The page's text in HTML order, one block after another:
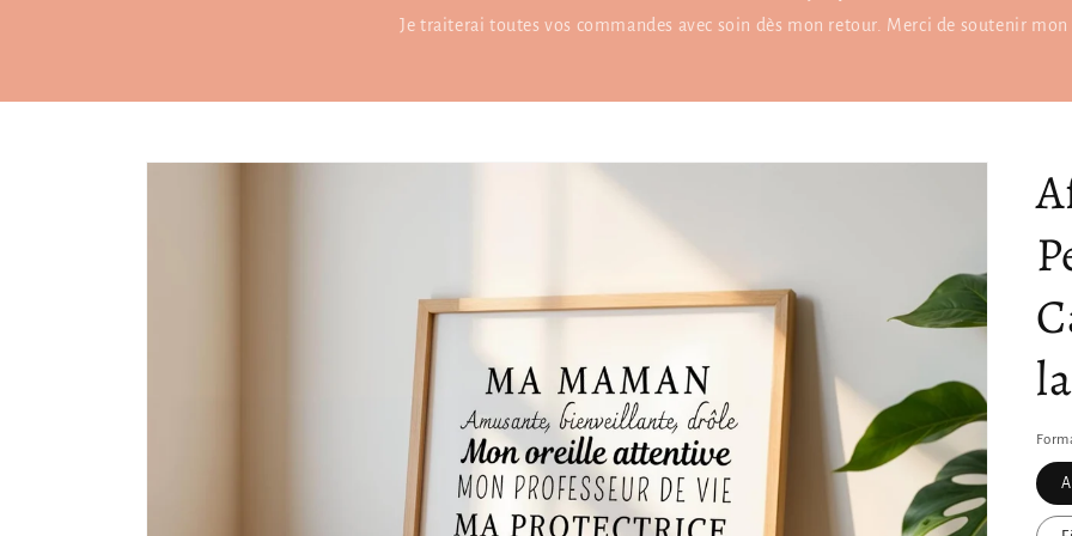
Je traiterai toutes vos commandes avec soin dès mon retour. Merci de soutenir
Passer aux